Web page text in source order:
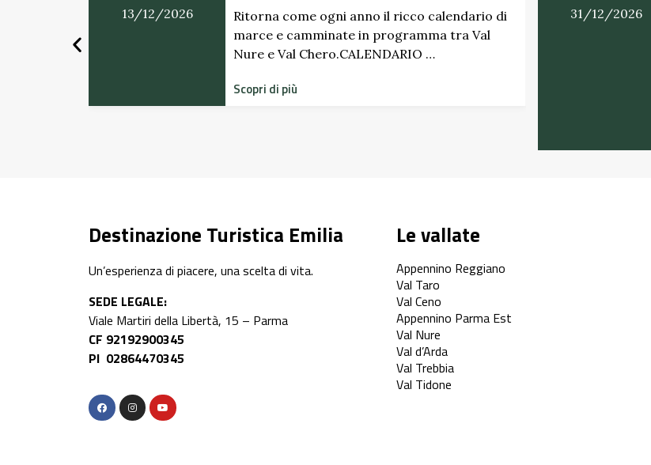
13/12/2026
Ritorna come ogni anno il ricco calendario di
marce e camminate in programma tra Val
Nure e Val Chero.CALENDARIO …
Scopri di più
31/12/2026
Destinazione Turistica Emilia
Un’esperienza di piacere, una scelta di vita.
SEDE LEGALE:
Viale Martiri della Libertà, 15 – Parma
CF 92192900345
PI 02864470345
Le vallate
Appennino Reggiano
Val Taro
Val Ceno
Appennino Parma Est
Val Nure
Val d’Arda
Val Trebbia
Val Tidone